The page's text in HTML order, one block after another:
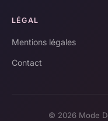
LÉGAL
Mentions légales
Contact
© 2026 Mode